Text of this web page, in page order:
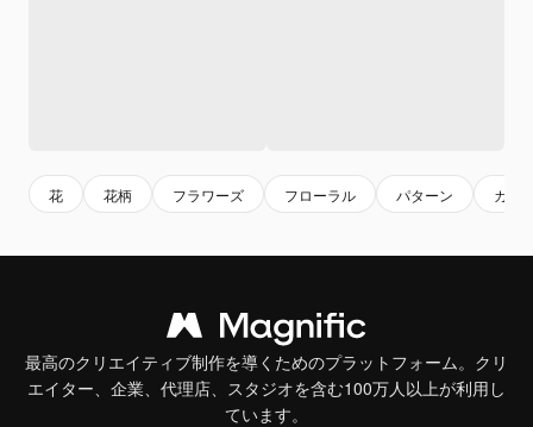
花 花柄 フラワーズ フローラル パターン カラ
最高のクリエイティブ制作を導くためのプラットフォーム。クリ
エイター、企業、代理店、スタジオを含む100万人以上が利用し
ています。